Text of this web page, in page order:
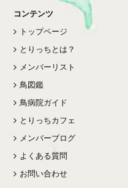
コンテンツ
トップページ
とりっちとは？
メンバーリスト
鳥図鑑
鳥病院ガイド
とりっちカフェ
メンバーブログ
よくある質問
お問い合わせ